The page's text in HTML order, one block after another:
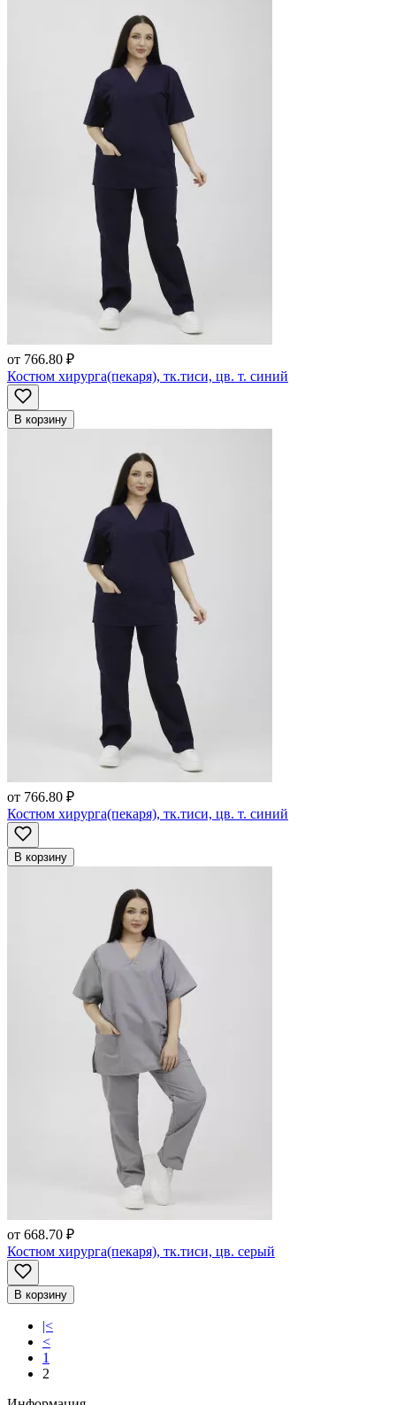
от 766.80 ₽
Костюм хирурга(пекаря), тк.тиси, цв. т. синий
В корзину
от 766.80 ₽
Костюм хирурга(пекаря), тк.тиси, цв. т. синий
В корзину
от 668.70 ₽
Костюм хирурга(пекаря), тк.тиси, цв. серый
В корзину
|<
<
1
2